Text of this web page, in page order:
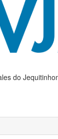
do